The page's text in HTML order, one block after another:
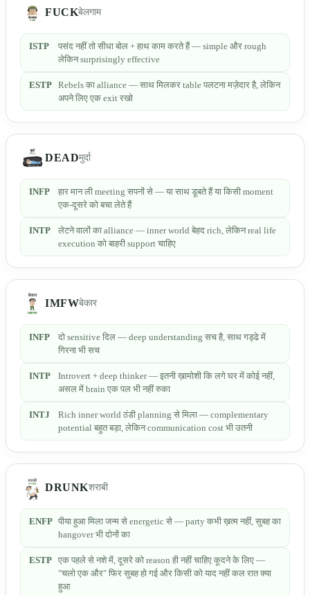
FUCKबेलगाम
ISTP
पसंद नहीं तो सीधा बोल + हाथ काम करते हैं — simple और rough
लेकिन surprisingly effective
ESTP Rebels का alliance — साथ मिलकर table पलटना मज़ेदार है, लेकिन
अपने लिए एक exit रखो
DEADमुर्दा
INFP
हार मान ली meeting सपनों से — या साथ डूबते हैं या किसी moment
एक-दूसरे को बचा लेते हैं
INTP
लेटने वालों का alliance — inner world बेहद rich, लेकिन real life
execution को बाहरी support चाहिए
IMFWबेकार
INFP
दो sensitive दिल — deep understanding सच है, साथ गड्ढे में
गिरना भी सच
INTP
Introvert + deep thinker — इतनी ख़ामोशी कि लगे घर में कोई नहीं,
असल में brain एक पल भी नहीं रुका
INTJ
Rich inner world ठंडी planning से मिला — complementary
potential बहुत बड़ा, लेकिन communication cost भी उतनी
DRUNKशराबी
ENFP पीया हुआ मिला जन्म से energetic से — party कभी ख़त्म नहीं, सुबह का
hangover भी दोनों का
ESTP एक पहले से नशे में, दूसरे को reason ही नहीं चाहिए कूदने के लिए —
"चलो एक और" फिर सुबह हो गई और किसी को याद नहीं कल रात क्या
हुआ